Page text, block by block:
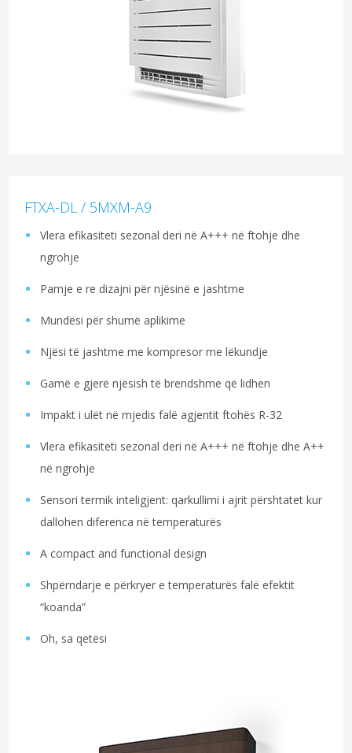
FTXA-DL / 5MXM-A9
Vlera efikasiteti sezonal deri në A+++ në ftohje dhe
ngrohje
Pamje e re dizajni për njësinë e jashtme
Mundësi për shumë aplikime
Njësi të jashtme me kompresor me lëkundje
Gamë e gjerë njësish të brendshme që lidhen
Impakt i ulët në mjedis falë agjentit ftohës R-32
Vlera efikasiteti sezonal deri në A+++ në ftohje dhe A++
në ngrohje
Sensori termik inteligjent: qarkullimi i ajrit përshtatet kur
dallohen diferenca në temperaturës
A compact and functional design
Shpërndarje e përkryer e temperaturës falë efektit
“koanda”
Oh, sa qetësi